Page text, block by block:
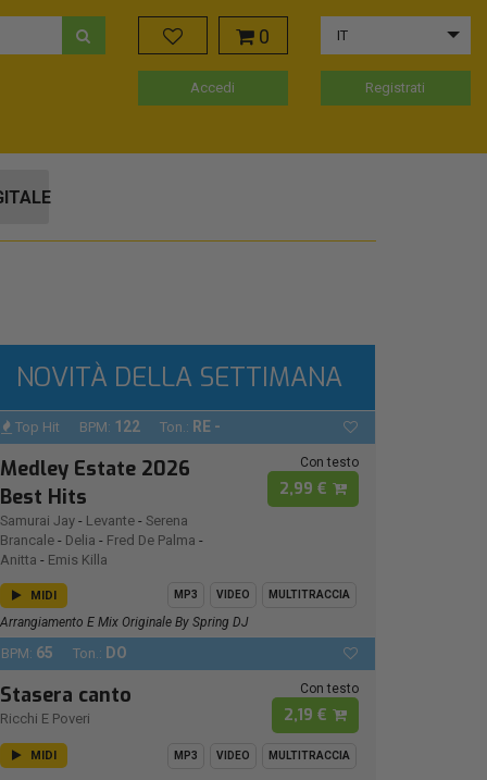
0 IT
Accedi Registrati
NOVITÀ DELLA SETTIMANA
Top Hit BPM: 122 Ton.: RE -
Medley Estate 2026
Best Hits
Samurai Jay - Levante - Serena
Brancale - Delia - Fred De Palma -
Anitta - Emis Killa
Con testo
2,99 €
MIDI MP3 VIDEO MULTITRACCIA
Arrangiamento E Mix Originale By Spring DJ
BPM: 65 Ton.: DO
Stasera canto
Ricchi E Poveri
Con testo
2,19 €
MIDI MP3 VIDEO MULTITRACCIA